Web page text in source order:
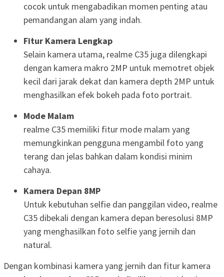
cocok untuk mengabadikan momen penting atau
pemandangan alam yang indah.
Fitur Kamera Lengkap
Selain kamera utama, realme C35 juga dilengkapi
dengan kamera makro 2MP untuk memotret objek
kecil dari jarak dekat dan kamera depth 2MP untuk
menghasilkan efek bokeh pada foto portrait.
Mode Malam
realme C35 memiliki fitur mode malam yang
memungkinkan pengguna mengambil foto yang
terang dan jelas bahkan dalam kondisi minim
cahaya.
Kamera Depan 8MP
Untuk kebutuhan selfie dan panggilan video, realme
C35 dibekali dengan kamera depan beresolusi 8MP
yang menghasilkan foto selfie yang jernih dan
natural.
Dengan kombinasi kamera yang jernih dan fitur kamera